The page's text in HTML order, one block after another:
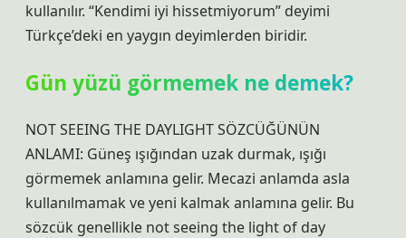
kullanılır. “Kendimi iyi hissetmiyorum” deyimi
Türkçe’deki en yaygın deyimlerden biridir.
Gün yüzü görmemek ne demek?
NOT SEEING THE DAYLIGHT SÖZCÜĞÜNÜN
ANLAMI: Güneş ışığından uzak durmak, ışığı
görmemek anlamına gelir. Mecazi anlamda asla
kullanılmamak ve yeni kalmak anlamına gelir. Bu
sözcük genellikle not seeing the light of day